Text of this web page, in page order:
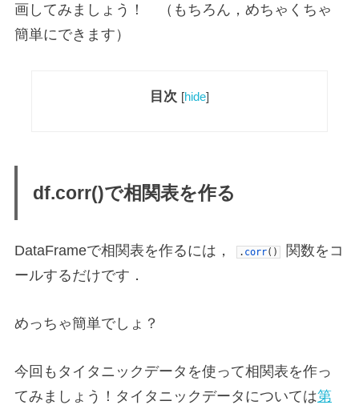
画してみましょう！ （もちろん，めちゃくちゃ
簡単にできます）
目次 [hide]
df.corr()で相関表を作る
DataFrameで相関表を作るには， . corr( )
関数をコ
ールするだけです．
めっちゃ簡単でしょ？
今回もタイタニックデータを使って相関表を作っ
てみましょう！タイタニックデータについては第